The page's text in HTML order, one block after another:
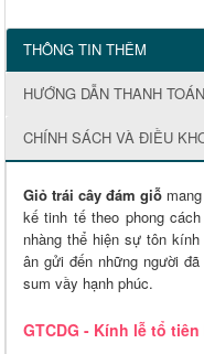
THÔNG TIN THÊM
HƯỚNG DẪN THANH TOÁN
CHÍNH SÁCH VÀ ĐIỀU
Giỏ trái cây đám giỗ
kế tinh tế theo phong
nhàng thể hiện sự tôn
ân gửi đến những người
sum vầy hạnh phúc.
GTCDG - Kính lễ tổ